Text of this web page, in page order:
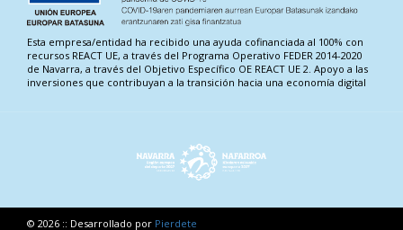
Esta empresa/entidad ha recibido una ayuda cofinanciada al 100% con
recursos REACT UE, a través del Programa Operativo FEDER 2014-2020
de Navarra, a través del Objetivo Específico OE REACT UE 2. Apoyo a las
inversiones que contribuyan a la transición hacia una economía digital
© 2026 :: Desarrollado por Pierdete